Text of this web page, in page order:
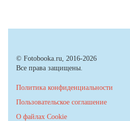
© Fotobooka.ru, 2016-2026
Все права защищены.
Политика конфиденциальности
Пользовательское соглашение
О файлах Cookie